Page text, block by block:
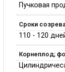
Пучковая
Сроки
110 - 120
Корнеплод;